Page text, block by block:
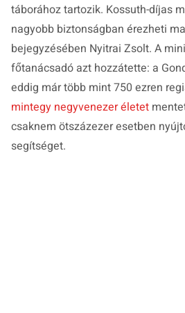
táborához tartozik. Kossuth-díjas
nagyobb biztonságban érezheti
bejegyzésében Nyitrai Zsolt. A
főtanácsadó azt hozzátette: a
eddig már több mint 750 ezren
mintegy negyvenezer életet
csaknem ötszázezer esetben
segítséget.